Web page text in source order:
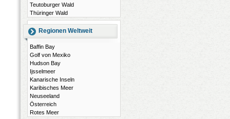
Teutoburger Wald
Thüringer Wald
Regionen Weltweit
Baffin Bay
Golf von Mexiko
Hudson Bay
Ijsselmeer
Kanarische Inseln
Karibisches Meer
Neuseeland
Österreich
Rotes Meer